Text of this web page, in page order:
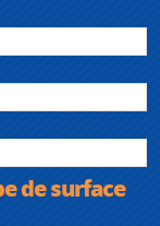
de surface